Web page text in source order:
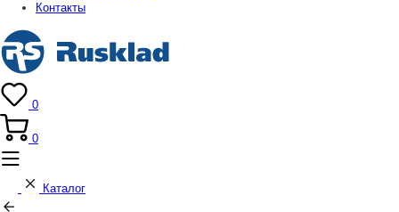
Контакты
0
0
Каталог